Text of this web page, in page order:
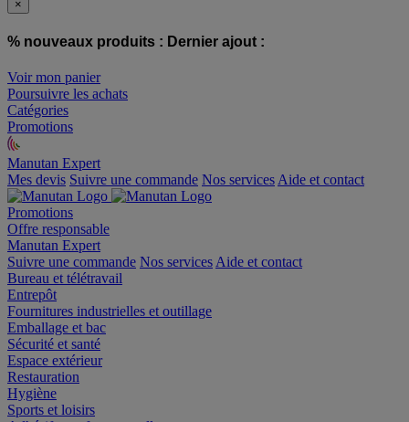
×
% nouveaux produits : Dernier ajout :
Voir mon panier
Poursuivre les achats
Catégories
Promotions
Manutan Expert
offre reconditionnée
Mes devis Suivre une commande Nos services
Promotions
Offre responsable
Manutan Expert
Suivre une commande
Bureau et télétravail
Entrepôt
Fournitures industrielles et outillage
Emballage et bac
Sécurité et santé
Espace extérieur
Restauration
Hygiène